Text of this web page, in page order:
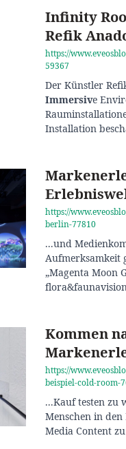
Infinity
Refik
https://
59367
Der Künstler
Immersive
Installation
https://
berlin-77810
...und
Aufmerksamkeit
„Magenta Moon
Kommen
https://
beispiel-cold-room-
...Kauf testen zu
Menschen in
Media Content